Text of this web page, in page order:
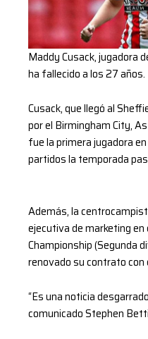
Maddy Cusack, jugadora
ha fallecido a los 27 años.
Cusack, que llegó al
por el Birmingham City,
fue la primera jugadora
partidos la temporada
Además, la
ejecutiva de marketing en
Championship (Segunda
renovado su contrato con
“Es una noticia
comunicado Stephen